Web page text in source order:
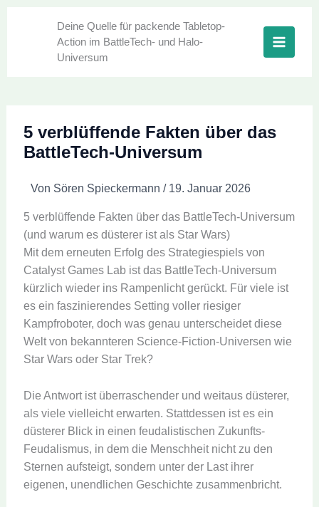
Deine Quelle für packende Tabletop-
Action im BattleTech- und Halo-
Universum
5 verblüffende Fakten über das
BattleTech-Universum
Von Sören Spieckermann / 19. Januar 2026
5 verblüffende Fakten über das BattleTech-Universum
(und warum es düsterer ist als Star Wars)
Mit dem erneuten Erfolg des Strategiespiels von
Catalyst Games Lab ist das BattleTech-Universum
kürzlich wieder ins Rampenlicht gerückt. Für viele ist
es ein faszinierendes Setting voller riesiger
Kampfroboter, doch was genau unterscheidet diese
Welt von bekannteren Science-Fiction-Universen wie
Star Wars oder Star Trek?
Die Antwort ist überraschender und weitaus düsterer,
als viele vielleicht erwarten. Stattdessen ist es ein
düsterer Blick in einen feudalistischen Zukunfts-
Feudalismus, in dem die Menschheit nicht zu den
Sternen aufsteigt, sondern unter der Last ihrer
eigenen, unendlichen Geschichte zusammenbricht.